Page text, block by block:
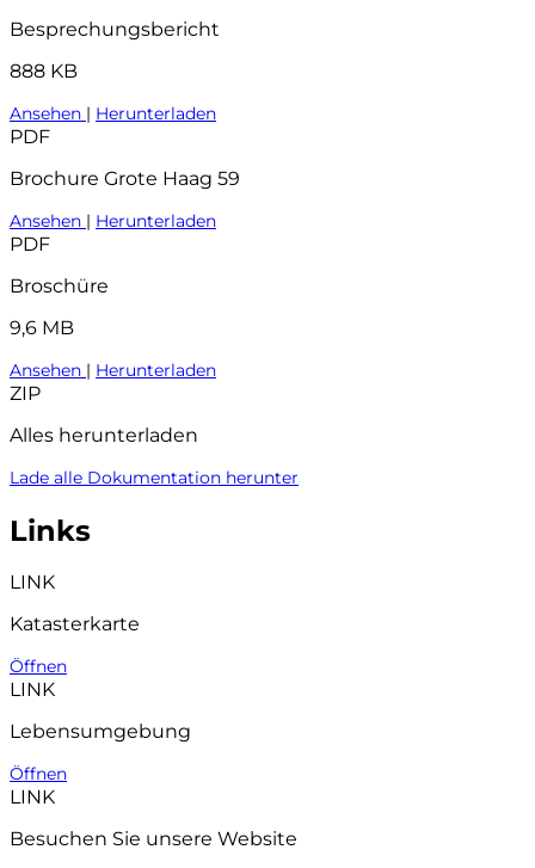
Besprechungsbericht
888 KB
Ansehen | Herunterladen
PDF
Brochure Grote Haag 59
Ansehen | Herunterladen
PDF
Broschüre
9,6 MB
Ansehen | Herunterladen
ZIP
Alles herunterladen
Lade alle Dokumentation herunter
Links
LINK
Katasterkarte
Öffnen
LINK
Lebensumgebung
Öffnen
LINK
Besuchen Sie unsere Website